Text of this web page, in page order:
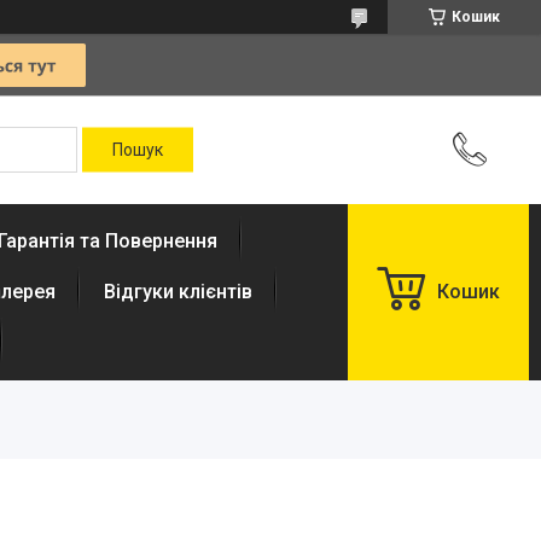
Кошик
Гарантія та Повернення
Відгуки клієнтів Кошик